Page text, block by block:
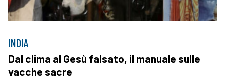
INDIA
Dal clima al Gesù falsato, il manuale sulle
vacche sacre